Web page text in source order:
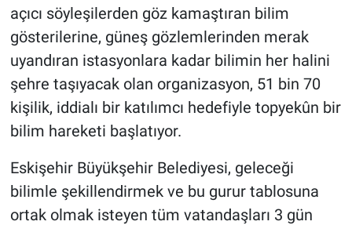
açıcı söyleşilerden göz kamaştıran bilim
gösterilerine, güneş gözlemlerinden merak
uyandıran istasyonlara kadar bilimin her halini
şehre taşıyacak olan organizasyon, 51 bin 70
kişilik, iddialı bir katılımcı hedefiyle topyekûn bir
bilim hareketi başlatıyor.
Eskişehir Büyükşehir Belediyesi, geleceği
bilimle şekillendirmek ve bu gurur tablosuna
ortak olmak isteyen tüm vatandaşları 3 gün